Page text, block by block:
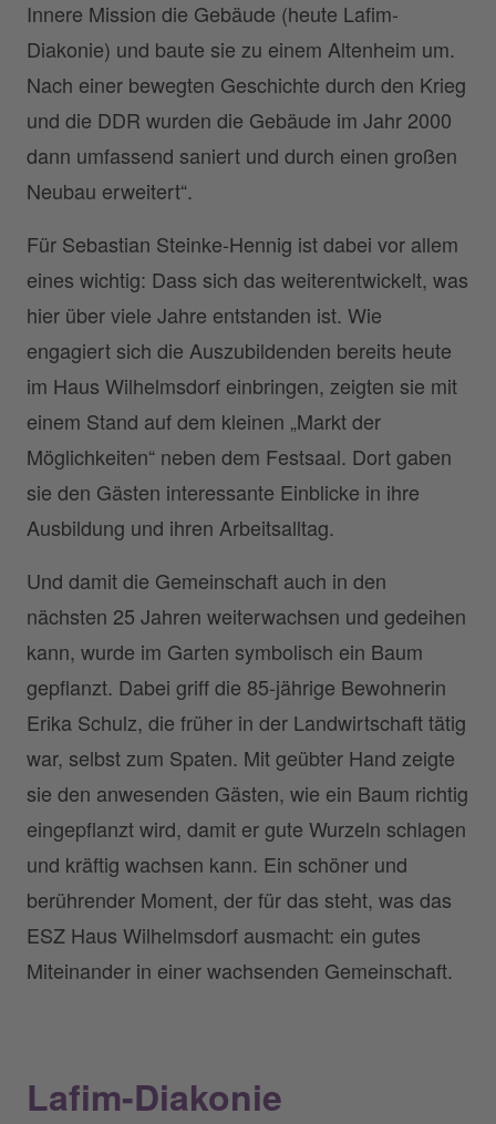
Innere Mission die Gebäude (heute Lafim-
Diakonie) und baute sie zu einem Altenheim um.
Nach einer bewegten Geschichte durch den Krieg
und die DDR wurden die Gebäude im Jahr 2000
dann umfassend saniert und durch einen großen
Neubau erweitert“.
Für Sebastian Steinke-Hennig ist dabei vor allem
eines wichtig: Dass sich das weiterentwickelt, was
hier über viele Jahre entstanden ist. Wie
engagiert sich die Auszubildenden bereits heute
im Haus Wilhelmsdorf einbringen, zeigten sie mit
einem Stand auf dem kleinen „Markt der
Möglichkeiten“ neben dem Festsaal. Dort gaben
sie den Gästen interessante Einblicke in ihre
Ausbildung und ihren Arbeitsalltag.
Und damit die Gemeinschaft auch in den
nächsten 25 Jahren weiterwachsen und gedeihen
kann, wurde im Garten symbolisch ein Baum
gepflanzt. Dabei griff die 85-jährige Bewohnerin
Erika Schulz, die früher in der Landwirtschaft tätig
war, selbst zum Spaten. Mit geübter Hand zeigte
sie den anwesenden Gästen, wie ein Baum richtig
eingepflanzt wird, damit er gute Wurzeln schlagen
und kräftig wachsen kann. Ein schöner und
berührender Moment, der für das steht, was das
ESZ Haus Wilhelmsdorf ausmacht: ein gutes
Miteinander in einer wachsenden Gemeinschaft.
Lafim-Diakonie